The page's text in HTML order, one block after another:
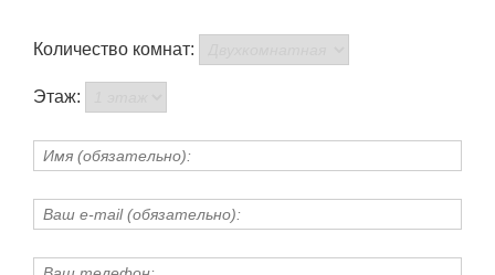
Количество комнат:
Этаж: